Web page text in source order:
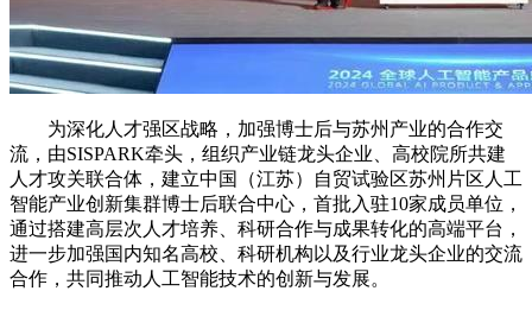
为深化人才强区战略，加强博士后与苏州产业的合作交
流，由SISPARK牵头，组织产业链龙头企业、高校院所共建
人才攻关联合体，建立中国（江苏）自贸试验区苏州片区人工
智能产业创新集群博士后联合中心，首批入驻10家成员单位，
通过搭建高层次人才培养、科研合作与成果转化的高端平台，
进一步加强国内知名高校、科研机构以及行业龙头企业的交流
合作，共同推动人工智能技术的创新与发展。